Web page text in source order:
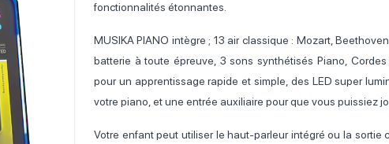
fonctionnalités étonnantes.
MUSIKA PIANO intègre ; 13 air classique : Mozart,
batterie à toute épreuve, 3 sons synthétisés Piano,
pour un apprentissage rapide et simple, des LED super
votre piano, et une entrée auxiliaire pour que vous puissiez
Votre enfant peut utiliser le haut-parleur intégré ou la sortie